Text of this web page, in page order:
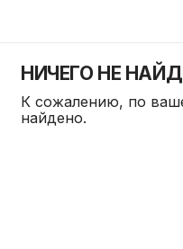
НИЧЕГО НЕ
К сожалению, по
найдено.